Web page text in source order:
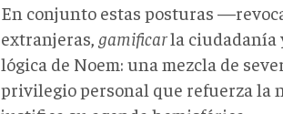
En conjunto estas posturas
extranjeras, gamificarla ciudadanía
lógica de Noem: una mezcla de
privilegio personal que refuerza la